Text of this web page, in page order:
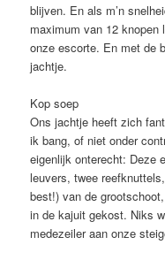
blijven. En als m’n
maximum van 12
onze escorte. En met de
jachtje.
Kop soep
Ons jachtje heeft zich
ik bang, of niet onder
eigenlijk onterecht: Deze
leuvers, twee
best!) van de
in de kajuit gekost. Niks
medezeiler aan onze